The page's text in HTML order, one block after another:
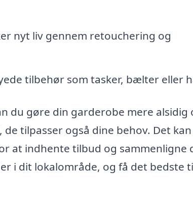
nyt liv gennem retouchering og
tilbehør som tasker, bælter eller
du gøre din garderobe mere alsidig
tilpasser også dine behov. Det
at indhente tilbud og sammenligne
i dit lokalområde, og få det bedste